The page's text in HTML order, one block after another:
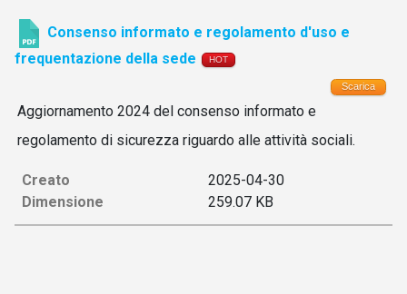
Consenso informato e regolamento d'uso e
frequentazione della sede
HOT
Scarica
Aggiornamento 2024 del consenso informato e
regolamento di sicurezza riguardo alle attività sociali.
Creato
2025-04-30
Dimensione
259.07 KB